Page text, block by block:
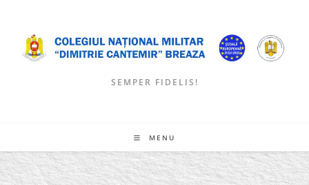
content
SEMPER FIDELIS!
MENU